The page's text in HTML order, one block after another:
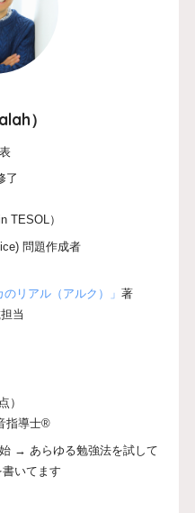
）
了
TESOL）
問題作成者
のリアル（アルク）」著
当
）
指導士®
→ あらゆる勉強法を試して
いてます